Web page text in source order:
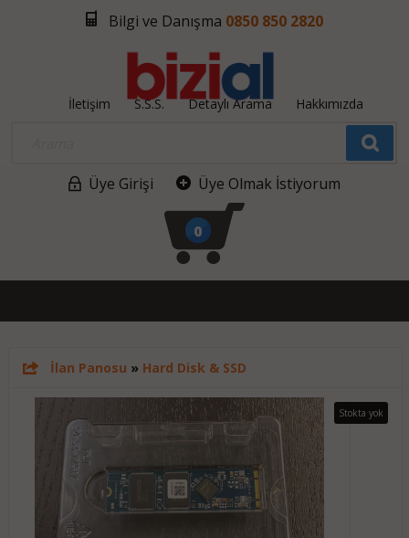
Bilgi ve Danışma 0850 850 2820
İletişim S.S.S. Detaylı Arama Hakkımızda
Üye Girişi Üye Olmak İstiyorum
0
İlan Panosu » Hard Disk & SSD
Stokta yok